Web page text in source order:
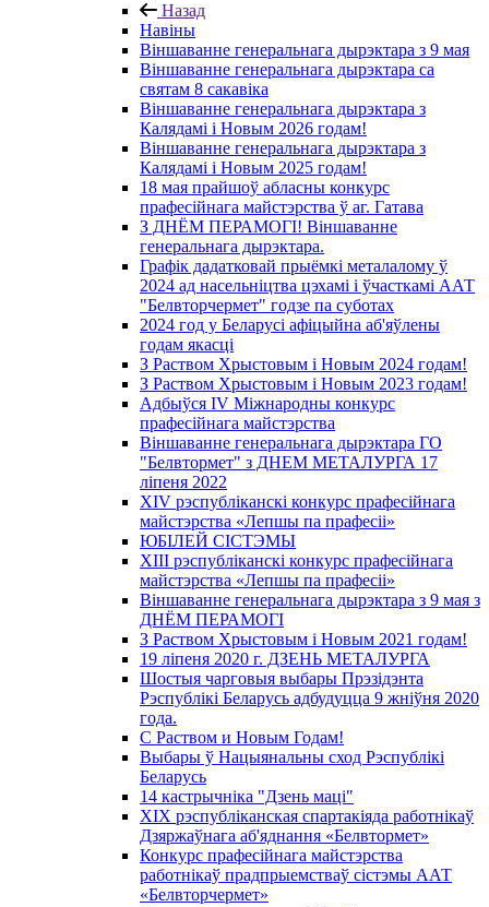
Назад
Навіны
Віншаванне генеральнага дырэктара з 9 мая
Віншаванне генеральнага дырэктара са
святам 8 сакавіка
Віншаванне генеральнага дырэктара з
Калядамі і Новым 2026 годам!
Віншаванне генеральнага дырэктара з
Калядамі і Новым 2025 годам!
18 мая прайшоў абласны конкурс
прафесійнага майстэрства ў аг. Гатава
З ДНЁМ ПЕРАМОГІ! Віншаванне
генеральнага дырэктара.
Графік дадатковай прыёмкі металалому ў
2024 ад насельніцтва цэхамі і ўчасткамі ААТ
"Белвторчермет" годзе па суботах
2024 год у Беларусі афіцыйна аб'яўлены
годам якасці
З Раством Хрыстовым і Новым 2024 годам!
З Раством Хрыстовым і Новым 2023 годам!
Адбыўся IV Міжнародны конкурс
прафесійнага майстэрства
Віншаванне генеральнага дырэктара ГО
"Белвтормет" з ДНЕМ МЕТАЛУРГА 17
ліпеня 2022
XIV рэспубліканскі конкурс прафесійнага
майстэрства «Лепшы па прафесіі»
ЮБІЛЕЙ СІСТЭМЫ
XIII рэспубліканскі конкурс прафесійнага
майстэрства «Лепшы па прафесіі»
Віншаванне генеральнага дырэктара з 9 мая з
ДНЁМ ПЕРАМОГІ
З Раством Хрыстовым і Новым 2021 годам!
19 ліпеня 2020 г. ДЗЕНЬ МЕТАЛУРГА
Шостыя чарговыя выбары Прэзідэнта
Рэспублікі Беларусь адбудуцца 9 жніўня 2020
года.
С Раством и Новым Годам!
Выбары ў Нацыянальны сход Рэспублікі
Беларусь
14 кастрычніка "Дзень маці"
XIX рэспубліканская спартакіяда работнікаў
Дзяржаўнага аб'яднання «Белвтормет»
Конкурс прафесійнага майстэрства
работнікаў прадпрыемстваў сістэмы ААТ
«Белвторчермет»